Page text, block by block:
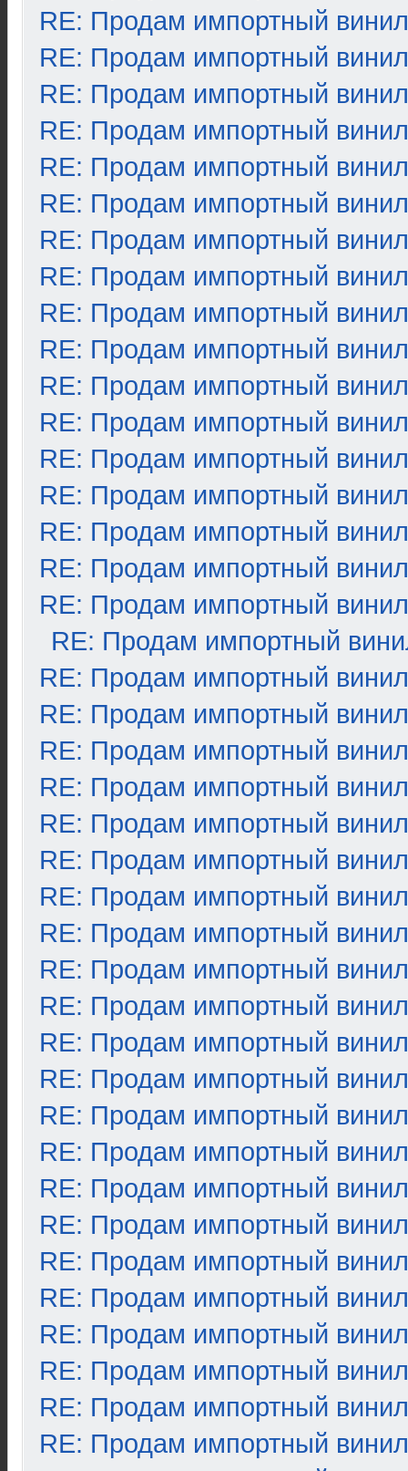
RE: Продам импортный винил
RE: Продам импортный винил
RE: Продам импортный винил
RE: Продам импортный винил
RE: Продам импортный винил
RE: Продам импортный винил
RE: Продам импортный винил
RE: Продам импортный винил
RE: Продам импортный винил
RE: Продам импортный винил
RE: Продам импортный винил
RE: Продам импортный винил
RE: Продам импортный винил
RE: Продам импортный винил
RE: Продам импортный винил
RE: Продам импортный винил
RE: Продам импортный винил
RE: Продам импортный
RE: Продам импортный винил
RE: Продам импортный винил
RE: Продам импортный винил
RE: Продам импортный винил
RE: Продам импортный винил
RE: Продам импортный винил
RE: Продам импортный винил
RE: Продам импортный винил
RE: Продам импортный винил
RE: Продам импортный винил
RE: Продам импортный винил
RE: Продам импортный винил
RE: Продам импортный винил
RE: Продам импортный винил
RE: Продам импортный винил
RE: Продам импортный винил
RE: Продам импортный винил
RE: Продам импортный винил
RE: Продам импортный винил
RE: Продам импортный винил
RE: Продам импортный винил
RE: Продам импортный винил